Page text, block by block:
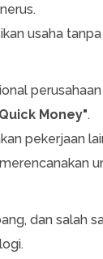
usaha
Money".
pekerjaan
dan salah